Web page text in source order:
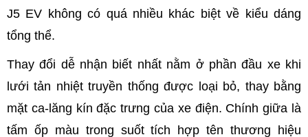
J5 EV không có quá nhiều khác biệt về kiểu dáng
tổng thể.
Thay đổi dễ nhận biết nhất nằm ở phần đầu xe khi
lưới tản nhiệt truyền thống được loại bỏ, thay bằng
mặt ca-lăng kín đặc trưng của xe điện. Chính giữa là
tấm ốp màu trong suốt tích hợp tên thương hiệu